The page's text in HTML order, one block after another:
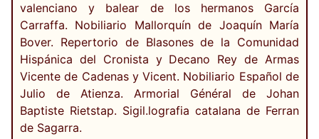
valenciano y balear de los hermanos García
Carraffa. Nobiliario Mallorquín de Joaquín María
Bover. Repertorio de Blasones de la Comunidad
Hispánica del Cronista y Decano Rey de Armas
Vicente de Cadenas y Vicent. Nobiliario Español de
Julio de Atienza. Armorial Général de Johan
Baptiste Rietstap. Sigil.lografia catalana de Ferran
de Sagarra.